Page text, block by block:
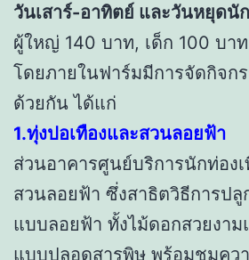
วันเสาร์-อาทิตย์ และวันหยุดนั
ผู้ใหญ่ 140 บาท, เด็ก 100 บาท
โดยภายในฟาร์มมีการจัดกิจก
ด้วยกัน ได้แก่
1.ทุ่งปอเทืองและสวนลอยฟ้า
ส่วนอาคารศูนย์บริการนักท่อง
สวนลอยฟ้า ซึ่งสาธิตวิธีการป
แบบลอยฟ้า ทั้งไม้ดอกสวยงา
แบบปลอดสารพิษ พร้อมชมคว